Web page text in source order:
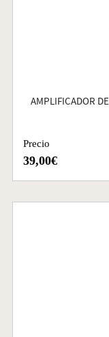
AMPLIFICADOR
Precio
39,00€